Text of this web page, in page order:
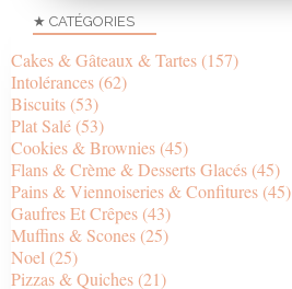
★ CATÉGORIES
Cakes & Gâteaux & Tartes (157)
Intolérances (62)
Biscuits (53)
Plat Salé (53)
Cookies & Brownies (45)
Flans & Crème & Desserts Glacés (45)
Pains & Viennoiseries & Confitures (45)
Gaufres Et Crêpes (43)
Muffins & Scones (25)
Noel (25)
Pizzas & Quiches (21)